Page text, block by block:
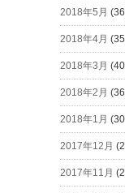
2018年5月
2018年4月
2018年3月
2018年2月
2018年1月
2017年12月
2017年11月